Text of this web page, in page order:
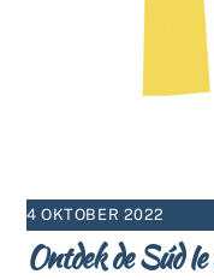
4 OKTOBER 2022
Ontdek de Súd Ie